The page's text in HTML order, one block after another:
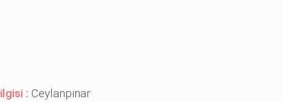
: Ceylanpınar